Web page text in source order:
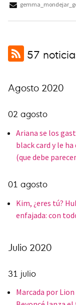
57
Agosto 2020
02 agosto
Ariana se los
black card y le
(que debe
01 agosto
Kim, ¿eres tú?
enfajada: con
Julio 2020
31 julio
Marcada por